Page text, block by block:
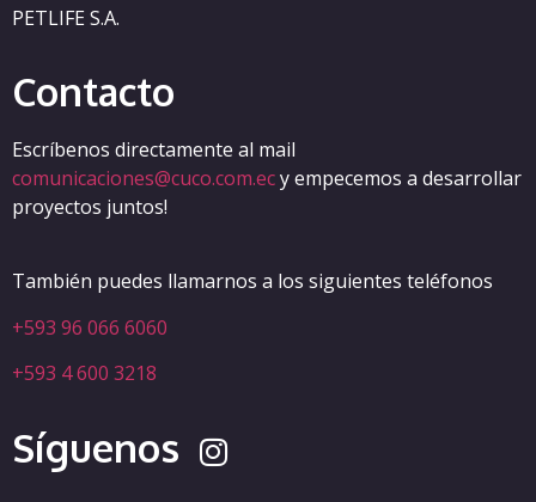
PETLIFE S.A.
Contacto
Escríbenos directamente al mail
comunicaciones@cuco.com.ecy empecemos a desarrollar
proyectos juntos!
También puedes llamarnos a los siguientes teléfonos
+593 96 066 6060
+593 4 600 3218
Síguenos